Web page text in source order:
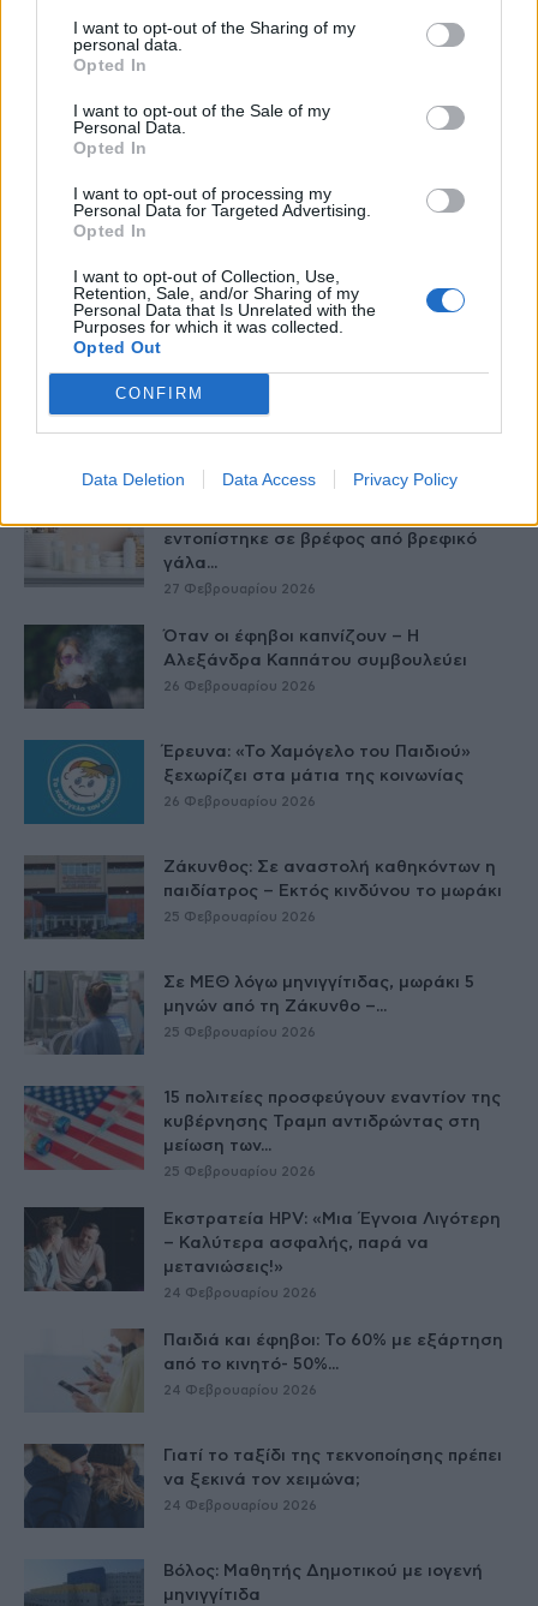
I want to opt-out of the Sharing of my
personal data.
Opted In
I want to opt-out of the Sale of my
Personal Data.
Opted In
I want to opt-out of processing my
Personal Data for Targeted Advertising.
Opted In
I want to opt-out of Collection, Use,
Retention, Sale, and/or Sharing of my
Personal Data that Is Unrelated with the
Purposes for which it was collected.
Opted Out
CONFIRM
Data Deletion Data Access Privacy Policy
Δείτε Ακόμη
εντοπίστηκε σε βρέφος από βρεφικό
γάλα...
27 Φεβρουαρίου 2026
Όταν οι έφηβοι καπνίζουν – Η
Αλεξάνδρα Καππάτου συμβουλεύει
26 Φεβρουαρίου 2026
Έρευνα: «Το Χαμόγελο του Παιδιού»
ξεχωρίζει στα μάτια της κοινωνίας
26 Φεβρουαρίου 2026
Ζάκυνθος: Σε αναστολή καθηκόντων η
παιδίατρος – Εκτός κινδύνου το μωράκι
25 Φεβρουαρίου 2026
Σε ΜΕΘ λόγω μηνιγγίτιδας, μωράκι 5
μηνών από τη Ζάκυνθο –...
25 Φεβρουαρίου 2026
15 πολιτείες προσφεύγουν εναντίον της
κυβέρνησης Τραμπ αντιδρώντας στη
μείωση των...
25 Φεβρουαρίου 2026
Εκστρατεία HPV: «Μια Έγνοια Λιγότερη
– Καλύτερα ασφαλής, παρά να
μετανιώσεις!»
24 Φεβρουαρίου 2026
Παιδιά και έφηβοι: Το 60% με εξάρτηση
από το κινητό- 50%...
24 Φεβρουαρίου 2026
Γιατί το ταξίδι της τεκνοποίησης πρέπει
να ξεκινά τον χειμώνα;
24 Φεβρουαρίου 2026
Βόλος: Μαθητής Δημοτικού με ιογενή
μηνιγγίτιδα